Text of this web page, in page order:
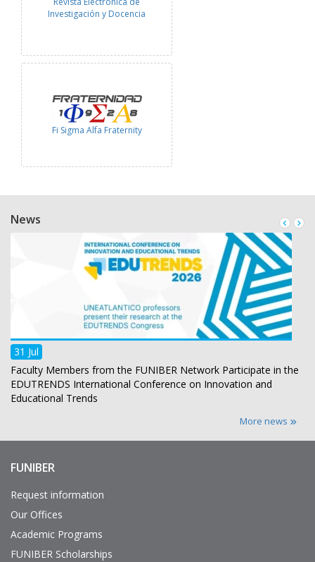
Investigación y Docencia
Fi Sigma Alfa Fraternity
News
31 Jul
Faculty Members from the FUNIBER Network Participate in the
EDUTRENDS International Conference on Innovation and
Educational Trends
More news
Enlaces
interés
FUNIBER
Request information
Our Offices
Academic Programs
FUNIBER Scholarships